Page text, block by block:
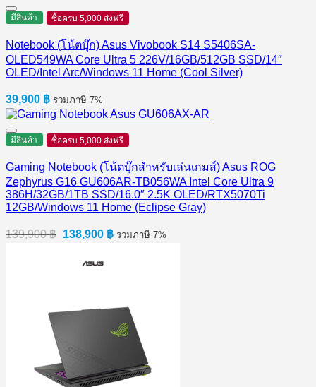
มีสินค้า ซื้อครบ 5,000 ส่งฟรี
Notebook (โน้ตบุ๊ก) Asus Vivobook S14 S5406SA-
OLED549WA Core Ultra 5 226V/16GB/512GB SSD/14″
OLED/Intel Arc/Windows 11 Home (Cool Silver)
39,900 ฿ รวมภาษี 7%
มีสินค้า ซื้อครบ 5,000 ส่งฟรี
Gaming Notebook (โน้ตบุ๊กสำหรับเล่นเกมส์) Asus ROG
Zephyrus G16 GU606AR-TB056WA Intel Core Ultra 9
386H/32GB/1TB SSD/16.0″ 2.5K OLED/RTX5070Ti
12GB/Windows 11 Home (Eclipse Gray)
139,900฿ Original
price
138,900 ฿Current
price
รวมภาษี 7%